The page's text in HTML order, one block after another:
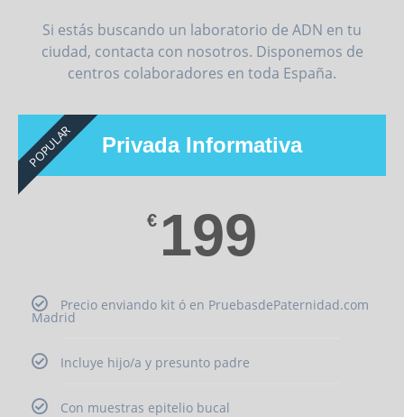
Si estás buscando un laboratorio de ADN en tu
ciudad, contacta con nosotros. Disponemos de
centros colaboradores en toda España.
Privada Informativa
€ 199
Precio enviando kit ó en PruebasdePaternidad.com
Madrid
Incluye hijo/a y presunto padre
Con muestras epitelio bucal
POPULAR